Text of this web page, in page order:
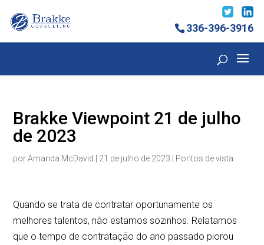
336-396-3916
Brakke Viewpoint 21 de julho
de 2023
porAmanda McDavid 21 de julho de 2023 Pontos de vista
Quando se trata de contratar oportunamente os
melhores talentos, não estamos sozinhos. Relatamos
que o tempo de contratação do ano passado piorou